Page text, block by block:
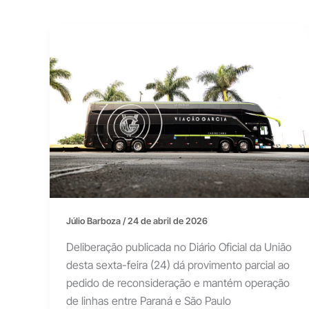
Júlio Barboza/24 de abril de 2026
Deliberação publicada no Diário Oficial da União
desta sexta-feira (24) dá provimento parcial ao
pedido de reconsideração e mantém operação
de linhas entre Paraná e São Paulo